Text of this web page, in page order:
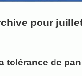
pour
tolérance de